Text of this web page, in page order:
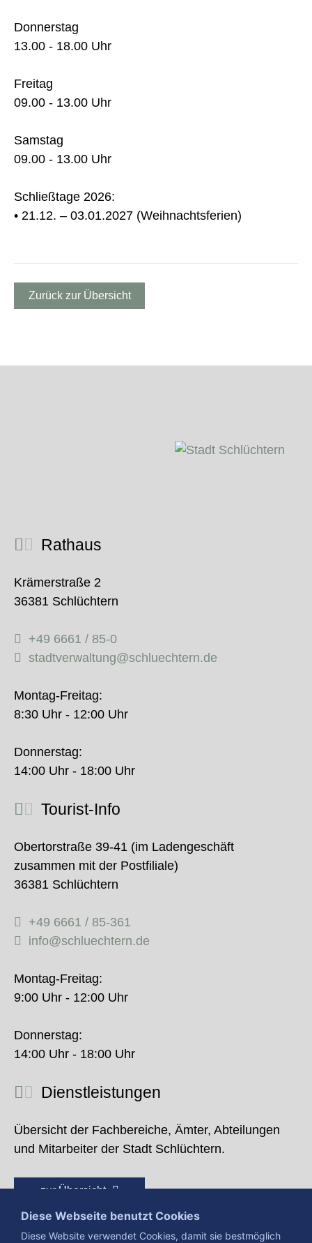
Donnerstag
13.00 - 18.00 Uhr
Freitag
09.00 - 13.00 Uhr
Samstag
09.00 - 13.00 Uhr
Schließtage 2026:
• 21.12. – 03.01.2027 (Weihnachtsferien)
Zurück zur Übersicht
Rathaus
Krämerstraße 2
36381 Schlüchtern
+49 6661 / 85-0
stadtverwaltung@schluechtern.de
Montag-Freitag:
8:30 Uhr - 12:00 Uhr
Donnerstag:
14:00 Uhr - 18:00 Uhr
Tourist-Info
Obertorstraße 39-41 (im Ladengeschäft
zusammen mit der Postfiliale)
36381 Schlüchtern
+49 6661 / 85-361
info@schluechtern.de
Montag-Freitag:
9:00 Uhr - 12:00 Uhr
Donnerstag:
14:00 Uhr - 18:00 Uhr
Dienstleistungen
Übersicht der Fachbereiche, Ämter, Abteilungen
und Mitarbeiter der Stadt Schlüchtern.
zur Übersicht
Diese Webseite benutzt Cookies
Diese Website verwendet Cookies, damit sie bestmöglich